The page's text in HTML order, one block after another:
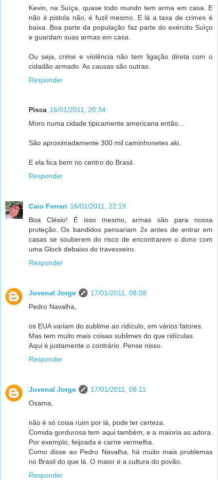
Kevin, na Suíça, quase todo mundo tem arma em casa. E
não é pistola não, é fuzil mesmo. E lá a taxa de crimes é
baixa. Boa parte da população faz parte do exército Suíço
e guardam suas armas em casa.
Ou seja, crime e violência não tem ligação direta com o
cidadão armado. As causas são outras.
Responder
Pisca 16/01/2011, 20:34
Moro numa cidade tipicamente americana então...
São aproximadamente 300 mil caminhonetes aki.
E ela fica bem no centro do Brasil.
Responder
Caio Ferrari 16/01/2011, 22:19
Boa Clésio! É isso mesmo, armas são para nossa
proteção. Os bandidos pensariam 2x antes de entrar em
casas se souberem do risco de encontrarem o dono com
uma Glock debaixo do travesseiro.
Responder
Juvenal Jorge
17/01/2011, 08:08
Pedro Navalha,
os EUA variam do sublime ao ridículo, em vários fatores.
Mas tem muito mais coisas sublimes do que ridículas.
Aqui é justamente o contrário. Pense nisso.
Responder
Juvenal Jorge
17/01/2011, 08:11
Osama,
não é só coisa ruim por lá, pode ter certeza.
Comida gordurosa tem aqui também, e a maioria as adora.
Por exemplo, feijoada e carne vermelha.
Como disse ao Pedro Navalha, há muito mais problemas
no Brasil do que lá. O maior é a cultura do povão.
Responder